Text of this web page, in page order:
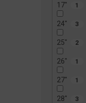
17" 1
24" 3
25" 2
26" 1
27" 1
28" 3